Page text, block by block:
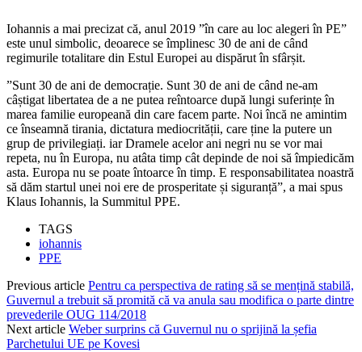
Iohannis a mai precizat că, anul 2019 ”în care au loc alegeri în PE”
este unul simbolic, deoarece se împlinesc 30 de ani de când
regimurile totalitare din Estul Europei au dispărut în sfârșit.
”Sunt 30 de ani de democrație. Sunt 30 de ani de când ne-am
câștigat libertatea de a ne putea reîntoarce după lungi suferințe în
marea familie europeană din care facem parte. Noi încă ne amintim
ce înseamnă tirania, dictatura mediocrității, care ține la putere un
grup de privilegiați. iar Dramele acelor ani negri nu se vor mai
repeta, nu în Europa, nu atâta timp cât depinde de noi să împiedicăm
asta. Europa nu se poate întoarce în timp. E responsabilitatea noastră
să dăm startul unei noi ere de prosperitate și siguranță”, a mai spus
Klaus Iohannis, la Summitul PPE.
TAGS
iohannis
PPE
Previous article Pentru ca perspectiva de rating să se mențină stabilă,
Guvernul a trebuit să promită că va anula sau modifica o parte dintre
prevederile OUG 114/2018
Next article Weber surprins că Guvernul nu o sprijină la șefia
Parchetului UE pe Kovesi